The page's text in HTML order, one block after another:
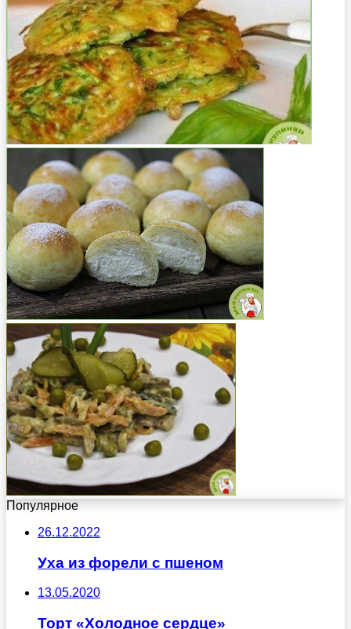
Популярное
26.12.2022
Уха из форели с пшеном
13.05.2020
Торт «Холодное сердце»